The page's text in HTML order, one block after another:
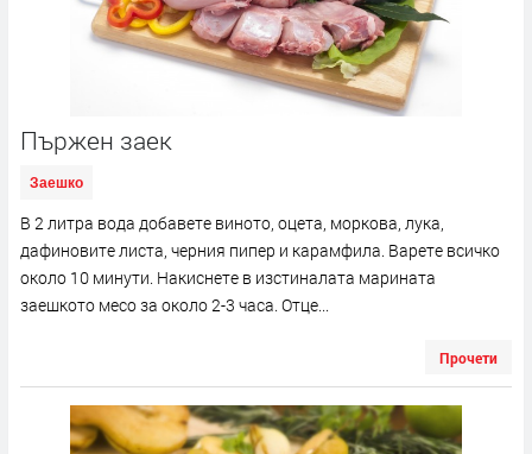
Пържен заек
Заешко
В 2 литра вода добавете виното, оцета, моркова, лука,
дафиновите листа, черния пипер и карамфила. Варете всичко
около 10 минути. Накиснете в изстиналата марината
заешкото месо за около 2-3 часа. Отце...
Прочети